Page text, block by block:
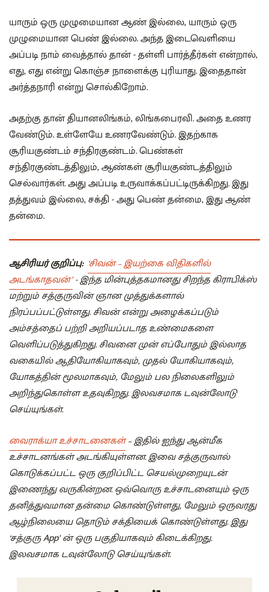
யாரும் ஒரு முழுமையான ஆண் இல்லை, யாரும் ஒரு
முழுமையான பெண் இல்லை. அந்த இடைவெளியை
அப்படி நாம் வைத்தால் தான் - தள்ளி பார்த்தீர்கள் என்றால்,
எது, எது என்று கொஞ்ச நாளைக்கு புரியாது. இதைதான்
அர்த்தநாரி என்று சொல்கிறோம்.
அதற்கு தான் தியானலிங்கம், லிங்கபைரவி. அதை உணர
வேண்டும். உள்ளேயே உணரவேண்டும். இதற்காக
சூரியகுண்டம் சந்திரகுண்டம். பெண்கள்
சந்திரகுண்டத்திலும், ஆண்கள் சூரியகுண்டத்திலும்
செல்வார்கள். அது அப்படி உருவாக்கப்பட்டிருக்கிறது. இது
தத்துவம் இல்லை, சக்தி - அது பெண் தன்மை, இது ஆண்
தன்மை.
ஆசிரியர் குறிப்பு: ‘சிவன் – இயற்கை விதிகளில்
அடங்காதவன்’-இந்த மின்புத்தகமானதுசிறந்த கிராபிக்ஸ்
மற்றும் சத்குருவின் ஞான முத்துக்களால்
நிரப்பப்பட்டுள்ளது. சிவன் என்று அழைக்கப்படும்
அம்சத்தைப் பற்றி அறியப்படாத உண்மைகளை
வெளிப்படுத்துகிறது. சிவனை முன் எப்போதும் இல்லாத
வகையில் ஆதியோகியாகவும், முதல் யோகியாகவும்,
யோகத்தின் மூலமாகவும், மேலும் பல நிலைகளிலும்
அறிந்துகொள்ள உதவுகிறது.இலவசமாக டவுன்லோடு
செய்யுங்கள்.
வைராக்யா உச்சாடனைகள்– இதில் ஐந்து ஆன்மீக
உச்சாடனங்கள் அடங்கியுள்ளன. இவை சத்குருவால்
கொடுக்கப்பட்ட ஒரு குறிப்பிட்ட செயல்முறையுடன்
இணைந்து வருகின்றன. ஒவ்வொரு உச்சாடனையும் ஒரு
தனித்துவமான தன்மை கொண்டுள்ளது, மேலும் ஒருவரது
ஆழ்நிலையை தொடும் சக்தியைக் கொண்டுள்ளது. இது
‘சத்குரு App’ ன் ஒரு பகுதியாகவும் கிடைக்கிறது.
இலவசமாக டவுன்லோடு செய்யுங்கள்.